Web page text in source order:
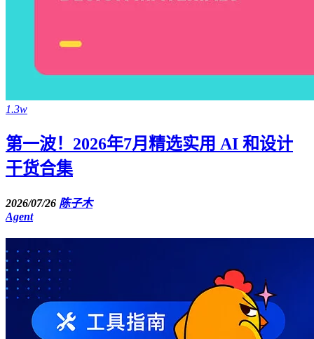
1.3w
第一波！2026年7月精选实用 AI 和设计
干货合集
2026/07/26 陈子木
Agent